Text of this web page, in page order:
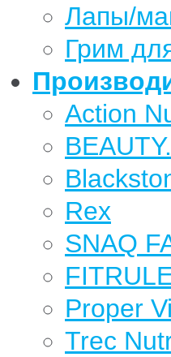
Лапы/
Грим
Action
Rex
SNAQ
Proper
Trec